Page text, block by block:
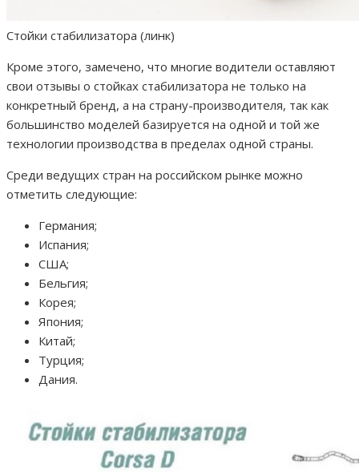
Стойки стабилизатора (линк)
Кроме этого, замечено, что многие водители оставляют
свои отзывы о стойках стабилизатора не только на
конкретный бренд, а на страну-производителя, так как
большинство моделей базируется на одной и той же
технологии производства в пределах одной страны.
Среди ведущих стран на российском рынке можно
отметить следующие:
Германия;
Испания;
США;
Бельгия;
Корея;
Япония;
Китай;
Турция;
Дания.